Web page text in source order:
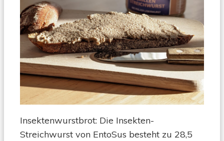
Insektenwurstbrot: Die Insekten-
Streichwurst von EntoSus besteht zu 28,5